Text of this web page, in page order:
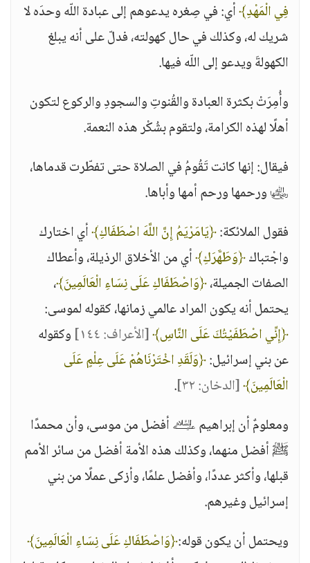
فِي الْمَهْدِ﴾أي: في صِغره يدعوهم إلى عبادة اللّه وحدَه لا
شريك له، وكذلك في حال كهولته، فدلّ على أنه يبلغ
الكهولةَ ويدعو إلى اللّه فيها.
وأُمِرَتْ بكثرة العبادة والقُنوتِ والسجودِ والركوع لتكون
أهلًا لهذه الكرامة، ولتقوم بشُكْر هذه النعمة.
فيقال: إنها كانت تَقُومُ في الصلاة حتى تفطّرت قدماها،
﵂ ورحمها ورحم أمها وأباها.
فقول الملائكة:﴿يَامَرْيَمُ إِنَّ اللَّهَ اصْطَفَاكِ﴾أي اختارك
واجْتباك﴿وَطَهَّرَكِ﴾أي من الأخلاق الرذيلة، وأعطاك
الصفات الجميلة،﴿وَاصْطَفَاكِ عَلَى نِسَاءِ الْعَالَمِينَ﴾،
يحتمل أنه يكون المراد عالمي زمانها، كقوله لموسى:
﴿إِنِّي اصْطَفَيْتُكَ عَلَى النَّاسِ﴾[الأعراف: ١٤٤]
وكقوله
عن بني إسرائيل:﴿وَلَقَدِ اخْتَرْنَاهُمْ عَلَى عِلْمٍ عَلَى
الْعَالَمِينَ﴾[الدخان: ٣٢]
.
ومعلومٌ أن إبراهيم ﵇ أفضل من موسى، وأن محمدًا
ﷺ أفضل منهما، وكذلك هذه الأمة أفضل من سائر الأمم
قبلها، وأكثر عددًا، وأفضل علمًا، وأزكى عملًا من بني
إسرائيل وغيرهم.
ويحتمل أن يكون قوله:﴿وَاصْطَفَاكِ عَلَى نِسَاءِ الْعَالَمِينَ﴾